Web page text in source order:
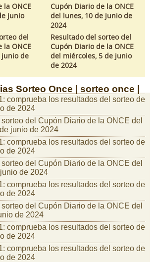
la ONCE
junio
Cupón Diario de la ONCE
del lunes, 10 de junio de
2024
del
la ONCE
junio de
Resultado del sorteo del
Cupón Diario de la ONCE
del miércoles, 5 de junio
de 2024
Sorteo Once | sorteo once |
comprueba los resultados del sorteo de
de 2024
del Cupón Diario de la ONCE del
junio de 2024
comprueba los resultados del sorteo de
de 2024
del Cupón Diario de la ONCE del
de 2024
comprueba los resultados del sorteo de
de 2024
del Cupón Diario de la ONCE del
de 2024
comprueba los resultados del sorteo de
de 2024
comprueba los resultados del sorteo de
de 2024